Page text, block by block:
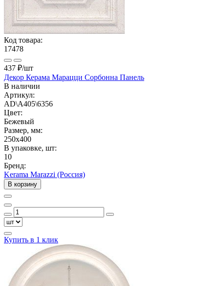
Код товара:
17478
437 ₽/шт
Декор Керама Марацци Сорбонна Панель
В наличии
Артикул:
AD\A405\6356
Цвет:
Бежевый
Размер, мм:
250x400
В упаковке, шт:
10
Бренд:
Kerama Marazzi (Россия)
В корзину
Купить в 1 клик